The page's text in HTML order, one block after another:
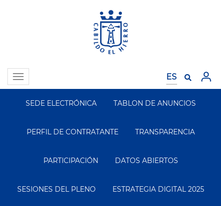
Toggle
navigation
Segundo
Menu
SEDE ELECTRÓNICA TABLON DE ANUNCIOS
PERFIL DE CONTRATANTE TRANSPARENCIA
PARTICIPACIÓN DATOS ABIERTOS
SESIONES DEL PLENO ESTRATEGIA DIGITAL 2025